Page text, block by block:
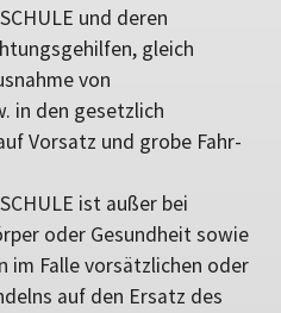
und deren
gleich
von
in den gesetzlich
Vorsatz und grobe Fahr-
ist außer bei
oder Gesundheit sowie
im Falle vorsätzlichen oder
auf den Ersatz des